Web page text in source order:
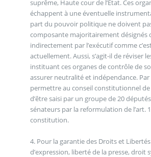
suprême, Haute cour de l’État. Ces
échappent à une éventuelle
part du pouvoir politique ne doivent
composante majoritairement désignés
indirectement par l’exécutif comme
actuellement. Aussi, s’agit-il de réviser
instituant ces organes de contrôle de
assurer neutralité et indépendance.
permettre au conseil constitutionnel de
d’être saisi par un groupe de 20
sénateurs par la reformulation de l’art.
constitution.
4. Pour la garantie des Droits et
d’expression, liberté de la presse, droit